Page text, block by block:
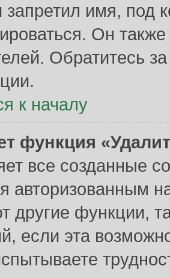
запретил имя, под
Он
Обратитесь
к началу
функция
все созданные
авторизованным
другие функции,
если эта